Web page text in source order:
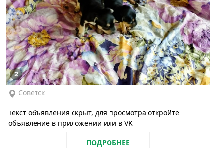
2
Советск
Текст объявления скрыт, для просмотра откройте
объявление в приложении или в VK
ПОДРОБНЕЕ